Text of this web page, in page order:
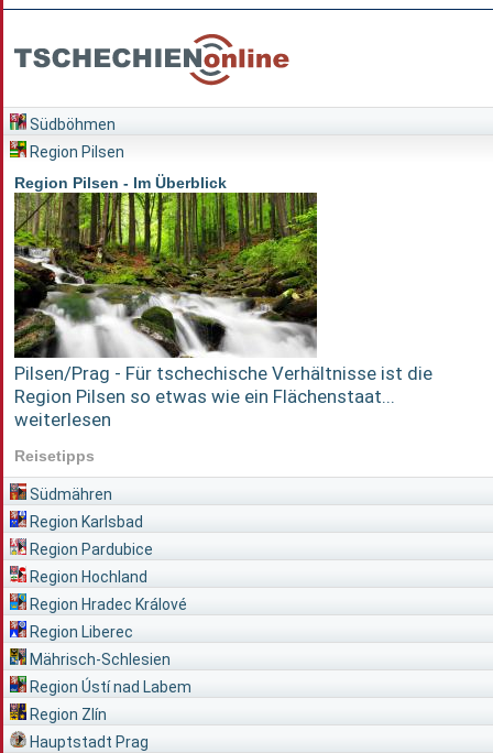
Südböhmen
Region Pilsen
Region Pilsen - Im Überblick
Pilsen/Prag - Für tschechische Verhältnisse ist die
Region Pilsen so etwas wie ein Flächenstaat...
weiterlesen
Reisetipps
Südmähren
Region Karlsbad
Region Pardubice
Region Hochland
Region Hradec Králové
Region Liberec
Mährisch-Schlesien
Region Ústí nad Labem
Region Zlín
Hauptstadt Prag